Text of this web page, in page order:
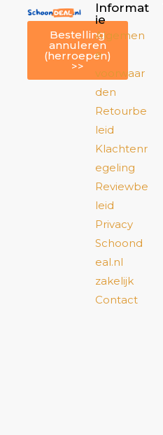
Bestelling
annuleren
(herroepen)
>>
Informat
ie
Algemen
e
voorwaar
den
Retourbe
leid
Klachtenr
egeling
Reviewbe
leid
Privacy
Schoond
eal.nl
zakelijk
Contact